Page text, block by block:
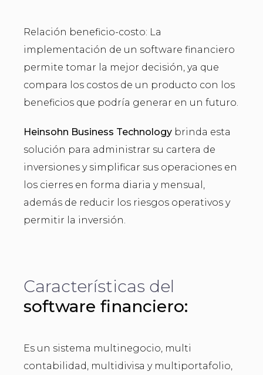
Relación beneficio-costo: La
implementación de un software financiero
permite tomar la mejor decisión, ya que
compara los costos de un producto con los
beneficios que podría generar en un futuro.
Heinsohn Business Technology brinda esta
solución para administrar su cartera de
inversiones y simplificar sus operaciones en
los cierres en forma diaria y mensual,
además de reducir los riesgos operativos y
permitir la inversión.
Características del
software financiero:
Es un sistema multinegocio, multi
contabilidad, multidivisa y multiportafolio,